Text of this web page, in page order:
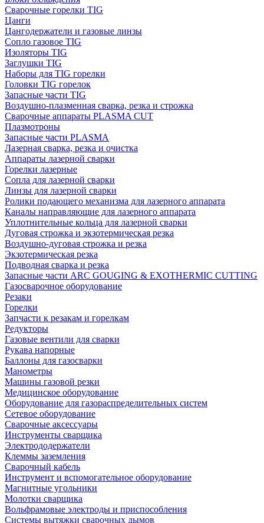
Сварочные горелки TIG
Цанги
Цангодержатели и газовые линзы
Сопло газовое TIG
Изоляторы TIG
Заглушки TIG
Наборы для TIG горелки
Головки TIG горелок
Запасные части TIG
Воздушно-плазменная сварка, резка и строжка
Сварочные аппараты PLASMA CUT
Плазмотроны
Запасные части PLASMA
Лазерная сварка, резка и очистка
Аппараты лазерной сварки
Горелки лазерные
Сопла для лазерной сварки
Линзы для лазерной сварки
Ролики подающего механизма для лазерного аппарата
Каналы направляющие для лазерного аппарата
Уплотнительные кольца для лазерной сварки
Дуговая строжка и экзотермическая резка
Воздушно-дуговая строжка и резка
Экзотермическая резка
Подводная сварка и резка
Запасные части ARC GOUGING & EXOTHERMIC CUTTING
Газосварочное оборудование
Резаки
Горелки
Запчасти к резакам и горелкам
Редукторы
Газовые вентили для сварки
Рукава напорные
Баллоны для газосварки
Манометры
Машины газовой резки
Медицинское оборудование
Оборудование для газораспределительных систем
Сетевое оборудование
Сварочные аксессуары
Инструменты сварщика
Электрододержатели
Клеммы заземления
Сварочный кабель
Инструмент и вспомогательное оборудование
Магнитные угольники
Молотки сварщика
Вольфрамовые электроды и приспособления
Системы вытяжки сварочных дымов